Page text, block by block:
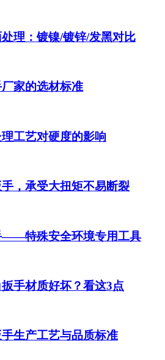
理：镀镍/镀锌/发黑对比
家的选材标准
工艺对硬度的影响
，承受大扭矩不易断裂
——特殊安全环境专用工具
手材质好坏？看这3点
生产工艺与品质标准